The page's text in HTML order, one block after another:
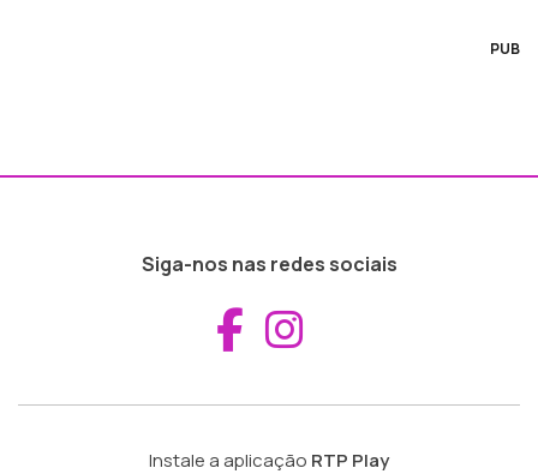
PUB
Siga-nos nas redes sociais
Aceder ao
Instale a aplicação RTP Play